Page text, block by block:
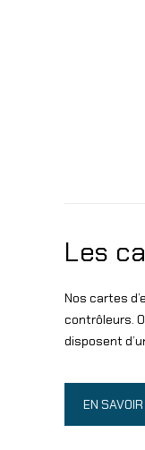
Les
Nos cartes
contrôleurs.
disposent
EN